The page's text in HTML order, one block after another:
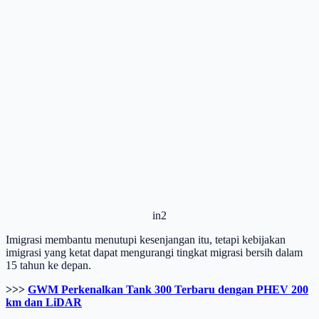
in2
Imigrasi membantu menutupi kesenjangan itu, tetapi kebijakan
imigrasi yang ketat dapat mengurangi tingkat migrasi bersih dalam
15 tahun ke depan.
>>> GWM Perkenalkan Tank 300 Terbaru dengan PHEV 200
km dan LiDAR